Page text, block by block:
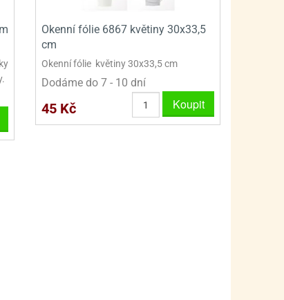
Okenní fólie 6867 květiny 30x33,5
cm
Okenní fólie květiny 30x33,5 cm
Dodáme do 7 - 10 dní
45 Kč Koupit